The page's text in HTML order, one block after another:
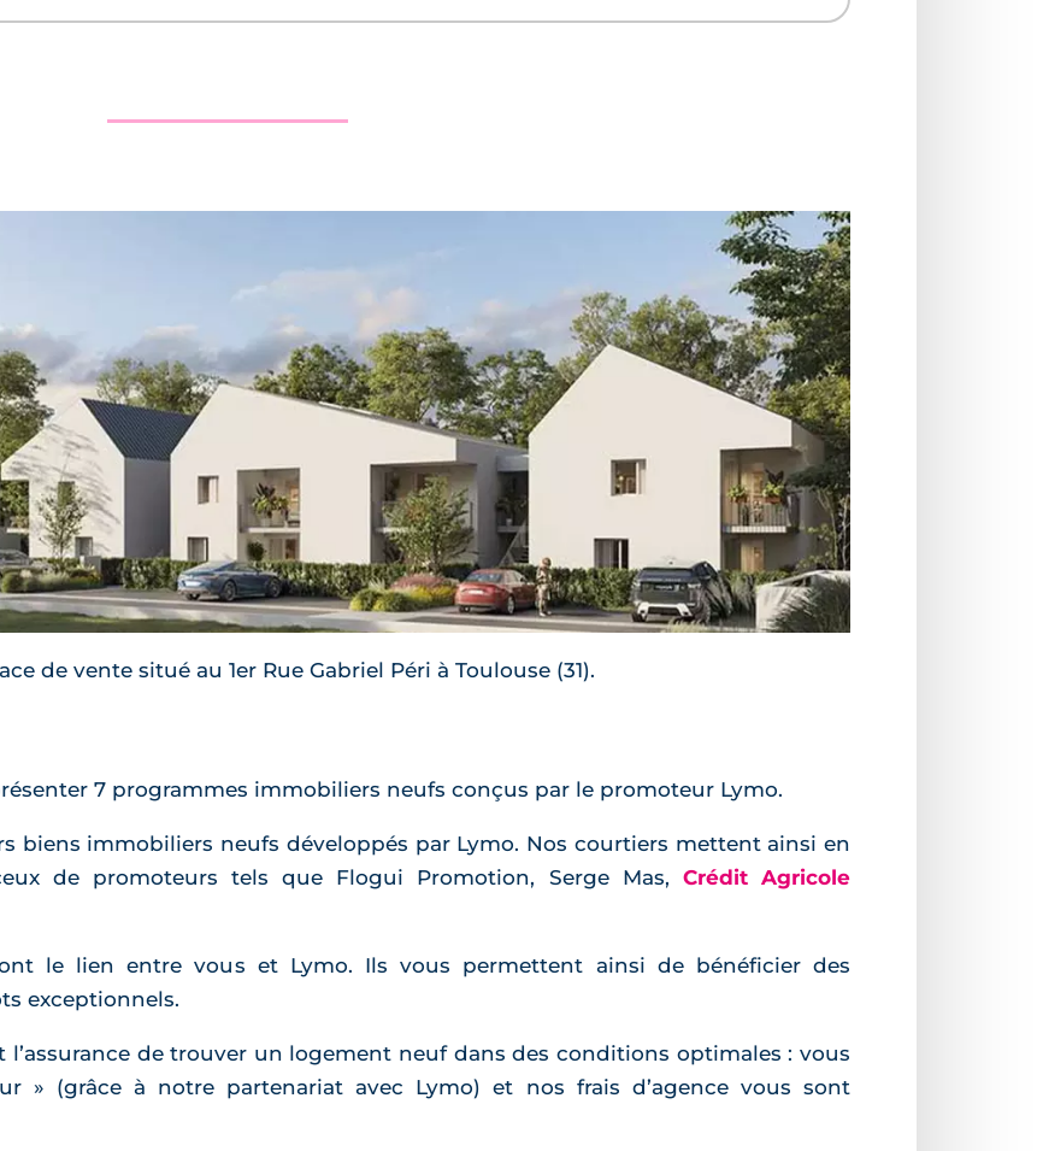
de vente situé au 1er Rue Gabriel Péri à Toulouse (31).
7 programmes immobiliers neufs conçus par le promoteur Lymo.
biens immobiliers neufs développés par Lymo. Nos courtiers mettent ainsi en
de promoteurs tels que Flogui Promotion, Serge Mas, Crédit Agricole
le lien entre vous et Lymo. Ils vous permettent ainsi de bénéficier des
exceptionnels.
l’assurance de trouver un logement neuf dans des conditions optimales : vous
» (grâce à notre partenariat avec Lymo) et nos frais d’agence vous sont